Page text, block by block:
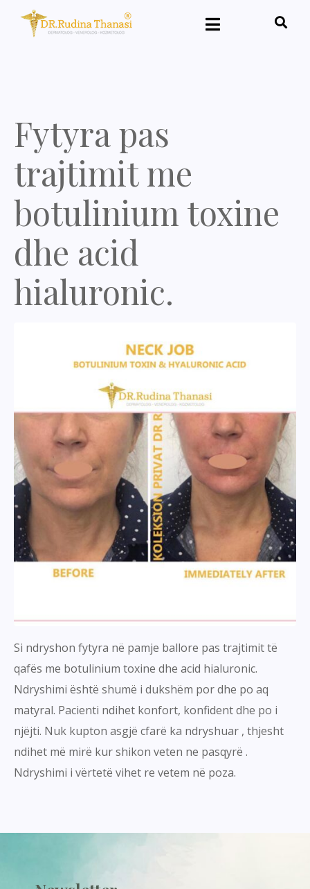
Fytyra pas
trajtimit me
botulinium toxine
dhe acid
hialuronic.
Si ndryshon fytyra në pamje ballore pas trajtimit të
qafës me botulinium toxine dhe acid hialuronic.
Ndryshimi është shumë i dukshëm por dhe po aq
matyral. Pacienti ndihet konfort, konfident dhe po i
njëjti. Nuk kupton asgjë cfarë ka ndryshuar , thjesht
ndihet më mirë kur shikon veten ne pasqyrë .
Ndryshimi i vërtetë vihet re vetem në poza.